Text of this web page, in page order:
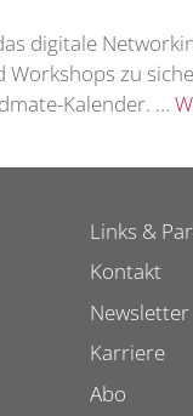
digitale
zu
Kalender. …
Links &
Kontakt
Newsletter
Karriere
Abo